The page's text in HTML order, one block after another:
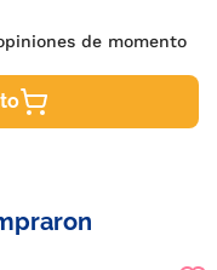
de momento